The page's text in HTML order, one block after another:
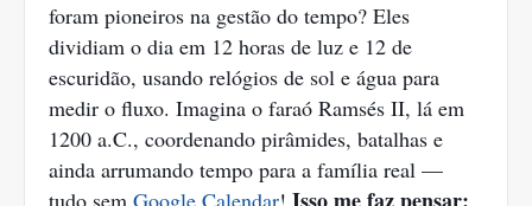
foram pioneiros na gestão do tempo? Eles
dividiam o dia em 12 horas de luz e 12 de
escuridão, usando relógios de sol e água para
medir o fluxo. Imagina o faraó Ramsés II, lá em
1200 a.C., coordenando pirâmides, batalhas e
ainda arrumando tempo para a família real —
tudo sem Google Calendar!